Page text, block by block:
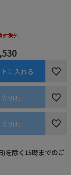
対象外
に入れる
売切れ
売切れ
)を除く15時までのご